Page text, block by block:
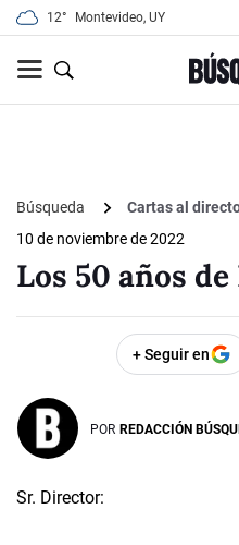
12° Montevideo, UY
Búsqueda
Cartas al
10 de noviembre de 2022
Los 50 años
+ Seguir en
POR REDACCIÓN
Sr. Director: